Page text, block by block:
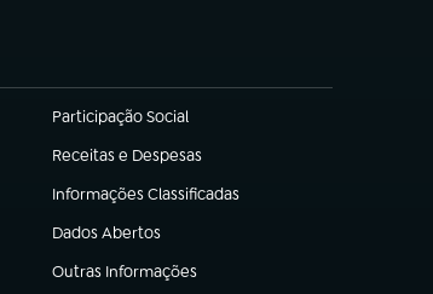
Participação Social
(abre em nova aba)
Receitas e Despesas
(abre em nova aba)
Informações Classificadas
(abre em nova aba)
Dados Abertos
(abre em nova aba)
Outras Informações
(abre em nova aba)